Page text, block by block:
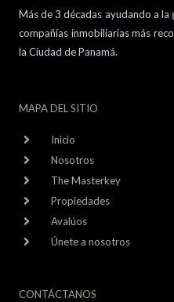
Más de 3 décadas ayudando a la
compañías inmobiliarias más
la Ciudad de Panamá.
MAPA DEL SITIO
Inicio
Nosotros
The Masterkey
Propiedades
Avalúos
Únete a nosotros
CONTÁCTANOS